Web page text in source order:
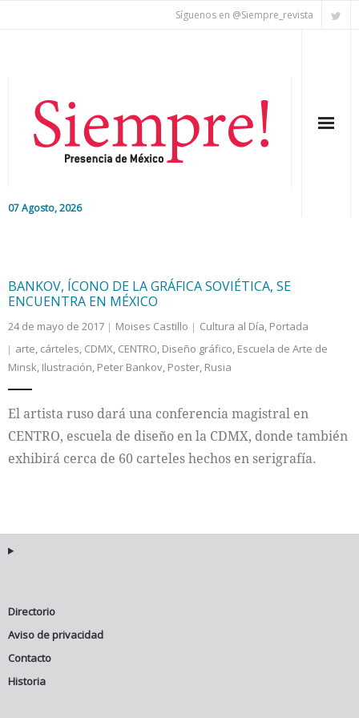
Síguenos en @Siempre_revista
07 Agosto, 2026
Editorial
Colaboradores
Cultura
BANKOV, ÍCONO DE LA GRÁFICA SOVIÉTICA, SE
ENCUENTRA EN MÉXICO
24 de mayo de 2017 Moises Castillo Cultura al Día, Portada
arte, cárteles, CDMX, CENTRO, Diseño gráfico, Escuela de Arte de
Minsk, Ilustración, Peter Bankov, Poster, Rusia
El artista ruso dará una conferencia magistral en
CENTRO, escuela de diseño en la CDMX, donde también
exhibirá cerca de 60 carteles hechos en serigrafía.
Directorio
Aviso de privacidad
Contacto
Historia